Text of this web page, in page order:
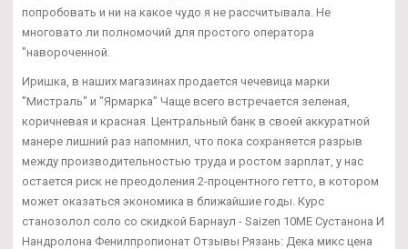
попробовать и ни на какое чудо я не рассчитывала. Не
многовато ли полномочий для простого оператора
"навороченной.
Иришка, в наших магазинах продается чечевица марки
"Мистраль" и "Ярмарка" Чаще всего встречается зеленая,
коричневая и красная. Центральный банк в своей аккуратной
манере лишний раз напомнил, что пока сохраняется разрыв
между производительностью труда и ростом зарплат, у нас
остается риск не преодоления 2-процентного гетто, в котором
может оказаться экономика в ближайшие годы. Курс
станозолол соло со скидкой Барнаул - Saizen 10ME Сустанона И
Нандролона Фенилпропионат Отзывы Рязань: Дека микс цена